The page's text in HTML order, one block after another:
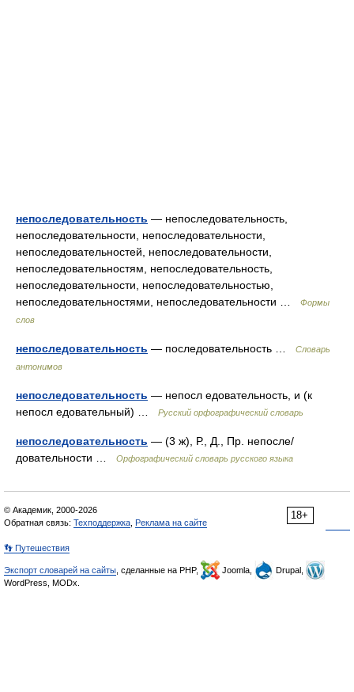
непоследовательность — непоследовательность,
непоследовательности, непоследовательности,
непоследовательностей, непоследовательности,
непоследовательностям, непоследовательность,
непоследовательности, непоследовательностью,
непоследовательностями, непоследовательности …
Формы
слов
непоследовательность — последовательность …
Словарь
антонимов
непоследовательность — непосл едовательность, и (к
непосл едовательный) …
Русский орфографический словарь
непоследовательность — (3 ж), Р., Д., Пр. непосле/
довательности …
Орфографический словарь русского языка
18+
© Академик, 2000-2026
Обратная связь: Техподдержка Реклама на сайте
👣 Путешествия
Экспорт словарей на сайты , сделанные на PHP, Joomla,
Drupal,
WordPress, MODx.